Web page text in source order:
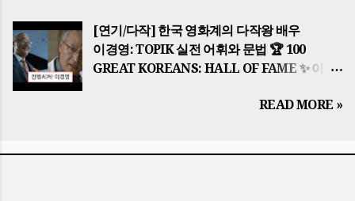
serves as a spiritual guide for Koreans to
this ...
goes beyond environmental protection;
it is rooted in the global energy crisis and
resource security issues caused by
Korea relies heavily on energy imports,
[연기/다작] 한국 영화계의 다작왕 배우
이경영: TOPIK 실전 어휘와 문법 🏆 100
GREAT KOREANS: HALL OF FAME ✨ 이
일부입니다. 🎬 "진행시켜!" 한국 영화계의
READ MORE »